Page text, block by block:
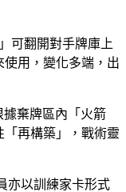
可翻開對手牌庫上
使用，變化多端，出
據棄牌區內「火箭
「再構築」，戰術靈
亦以訓練家卡形式